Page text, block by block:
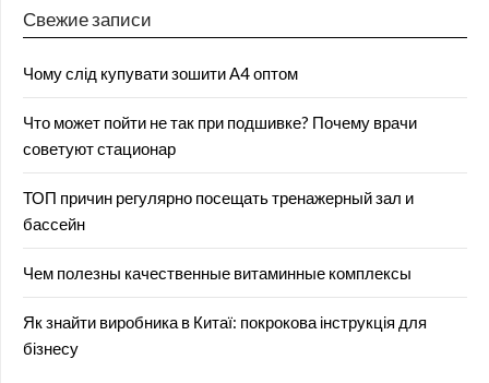
Свежие записи
Чому слід купувати зошити А4 оптом
Что может пойти не так при подшивке? Почему врачи
советуют стационар
ТОП причин регулярно посещать тренажерный зал и
бассейн
Чем полезны качественные витаминные комплексы
Як знайти виробника в Китаї: покрокова інструкція для
бізнесу